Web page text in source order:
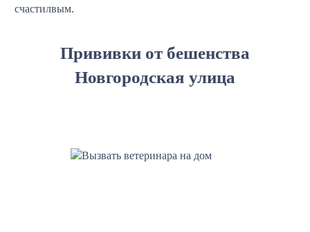
счастилвым.
Прививки от бешенства
Новгородская улица